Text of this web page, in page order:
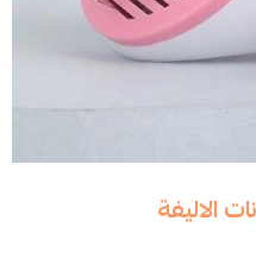
الاليفة